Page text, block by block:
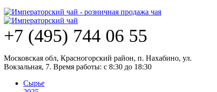
+7 (495) 744 06 55
Московская обл, Красногорский район, п. Нахабино, ул.
Вокзальная, 7. Время работы: с 8:30 до 18:30
Сырье